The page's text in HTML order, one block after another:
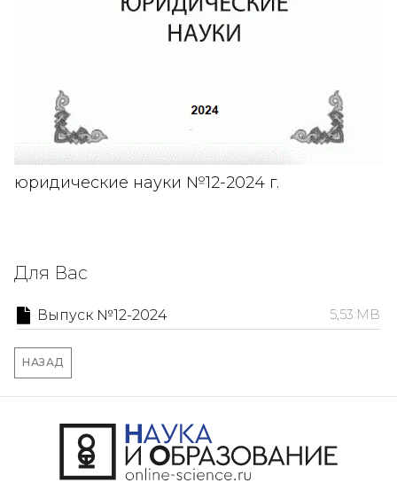
юридические науки №12-2024 г.
Для Вас
Выпуск №12-2024 5,53 MB
НАЗАД